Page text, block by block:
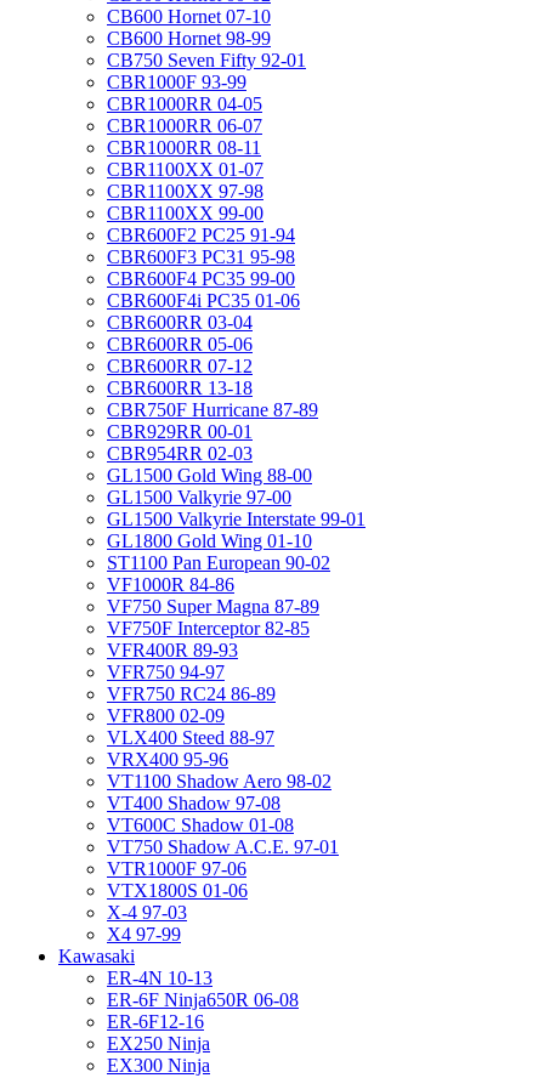
CB600 Hornet 07-10
CB600 Hornet 98-99
CB750 Seven Fifty 92-01
CBR1000F 93-99
CBR1000RR 04-05
CBR1000RR 06-07
CBR1000RR 08-11
CBR1100XX 01-07
CBR1100XX 97-98
CBR1100XX 99-00
CBR600F2 PC25 91-94
CBR600F3 PC31 95-98
CBR600F4 PC35 99-00
CBR600F4i PC35 01-06
CBR600RR 03-04
CBR600RR 05-06
CBR600RR 07-12
CBR600RR 13-18
CBR750F Hurricane 87-89
CBR929RR 00-01
CBR954RR 02-03
GL1500 Gold Wing 88-00
GL1500 Valkyrie 97-00
GL1500 Valkyrie Interstate 99-01
GL1800 Gold Wing 01-10
ST1100 Pan European 90-02
VF1000R 84-86
VF750 Super Magna 87-89
VF750F Interceptor 82-85
VFR400R 89-93
VFR750 94-97
VFR750 RC24 86-89
VFR800 02-09
VLX400 Steed 88-97
VRX400 95-96
VT1100 Shadow Aero 98-02
VT400 Shadow 97-08
VT600C Shadow 01-08
VT750 Shadow A.C.E. 97-01
VTR1000F 97-06
VTX1800S 01-06
X-4 97-03
X4 97-99
Kawasaki
ER-4N 10-13
ER-6F Ninja650R 06-08
ER-6F12-16
EX250 Ninja
EX300 Ninja